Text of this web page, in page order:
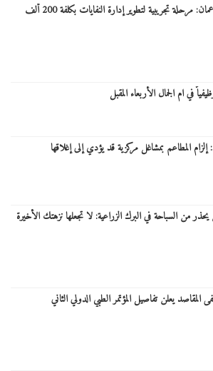
أمانة عمان: مرحلة تجريبية لتطوير إدارة النفايات بكلفة 200 ألف
في ام الجمال الأربعاء المقبل
إلزام المطاعم بمشاغل مركزية قد يؤدي إلى إغلاقها
من السباحة في البرك الزراعية: لا تجعلها نزهتك الأخيرة
المقاصد يعلن تفاصيل المؤتمر الطبي الدولي الثاني